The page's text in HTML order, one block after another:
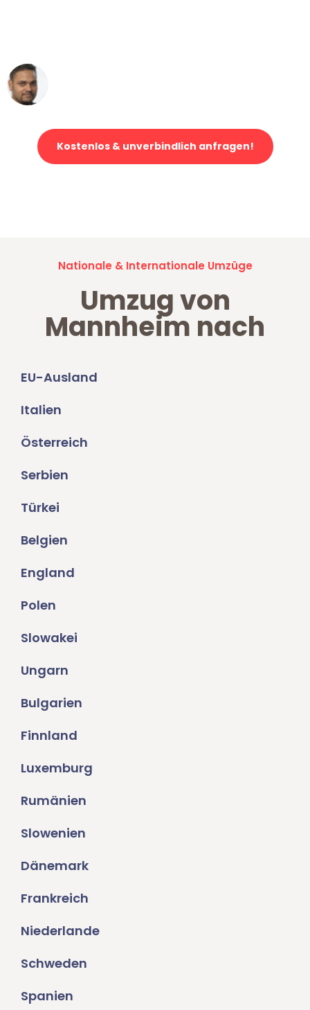
Kostenlos & unverbindlich anfragen!
Nationale & Internationale Umzüge
Umzug von
Mannheim nach
EU-Ausland
Italien
Österreich
Serbien
Türkei
Belgien
England
Polen
Slowakei
Ungarn
Bulgarien
Finnland
Luxemburg
Rumänien
Slowenien
Dänemark
Frankreich
Niederlande
Schweden
Spanien